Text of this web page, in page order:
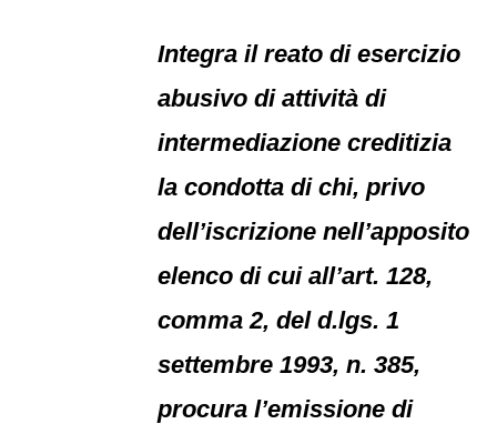
Integra il reato di esercizio
abusivo di attività di
intermediazione creditizia
la condotta di chi, privo
dell’iscrizione nell’apposito
elenco di cui all’art. 128,
comma 2, del d.lgs. 1
settembre 1993, n. 385,
procura l’emissione di